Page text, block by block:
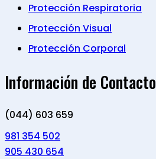
Protección Respiratoria
Protección Visual
Protección Corporal
Información de Contacto
(044) 603 659
981 354 502
905 430 654